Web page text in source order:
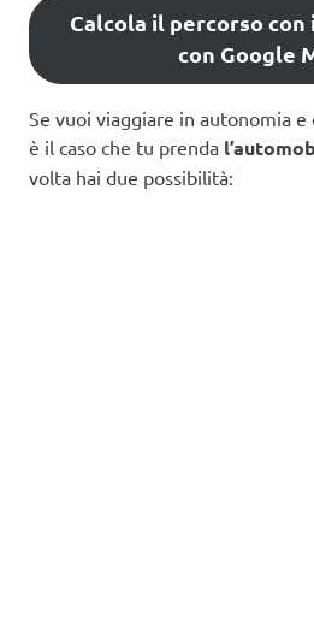
Calcola il percorso con
con Google
Se vuoi viaggiare in autonomia
è il caso che tu prenda
volta hai due possibilità: